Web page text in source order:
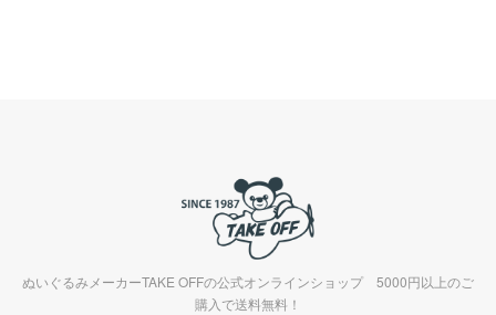
ぬいぐるみメーカーTAKE OFFの公式オンラインショップ 5000円以上のご
購入で送料無料！